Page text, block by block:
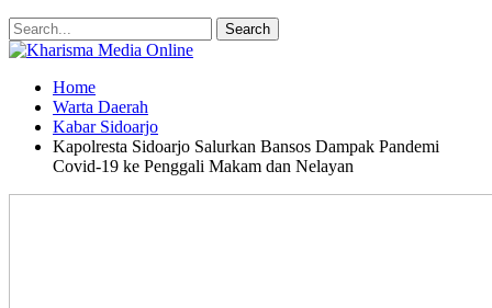
Home
Warta Daerah
Kabar Sidoarjo
Kapolresta Sidoarjo Salurkan Bansos Dampak Pandemi
Covid-19 ke Penggali Makam dan Nelayan